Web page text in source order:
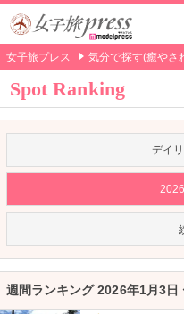
女子旅プレス 気分で探す(癒やさ
Spot Ranking
デイ
週間ランキング 2026年1月3